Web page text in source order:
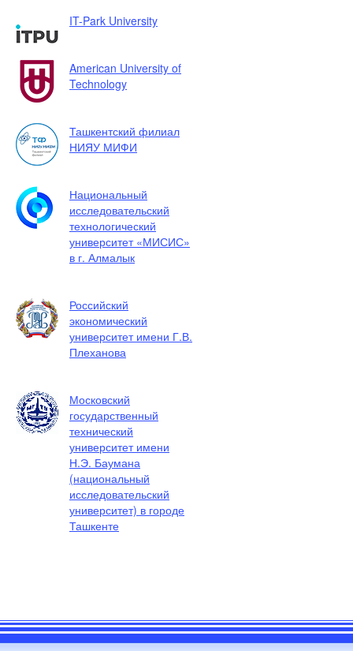
IT-Park University
American University of
Technology
Ташкентский филиал
НИЯУ МИФИ
Национальный
исследовательский
технологический
университет «МИСИС»
в г. Алмалык
Российский
экономический
университет имени Г.В.
Плеханова
Московский
государственный
технический
университет имени
Н.Э. Баумана
(национальный
исследовательский
университет) в городе
Ташкенте